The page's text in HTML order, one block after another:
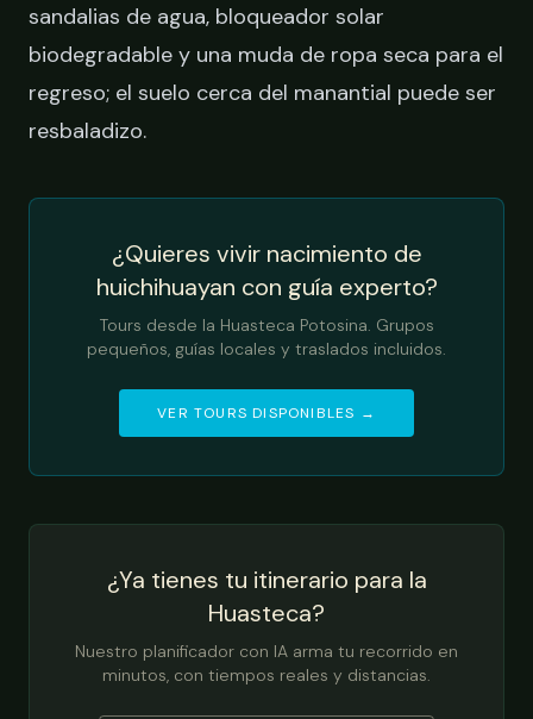
sandalias de agua, bloqueador solar
biodegradable y una muda de ropa seca para el
regreso; el suelo cerca del manantial puede ser
resbaladizo.
¿Quieres vivir nacimiento de
huichihuayan con guía experto?
Tours desde la Huasteca Potosina. Grupos
pequeños, guías locales y traslados incluidos.
VER TOURS DISPONIBLES →
¿Ya tienes tu itinerario para la
Huasteca?
Nuestro planificador con IA arma tu recorrido en
minutos, con tiempos reales y distancias.